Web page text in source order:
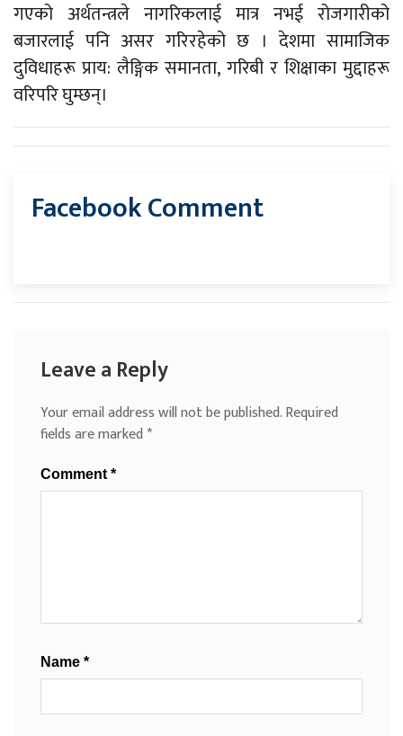
गएको अर्थतन्त्रले नागरिकलाई मात्र नभई रोजगारीको
बजारलाई पनि असर गरिरहेको छ । देशमा सामाजिक
दुविधाहरू प्राय: लैङ्गिक समानता, गरिबी र शिक्षाका मुद्दाहरू
वरिपरि घुम्छन्।
Facebook Comment
Leave a Reply
Your email address will not be published.Required
fields are marked*
Comment *
Name *